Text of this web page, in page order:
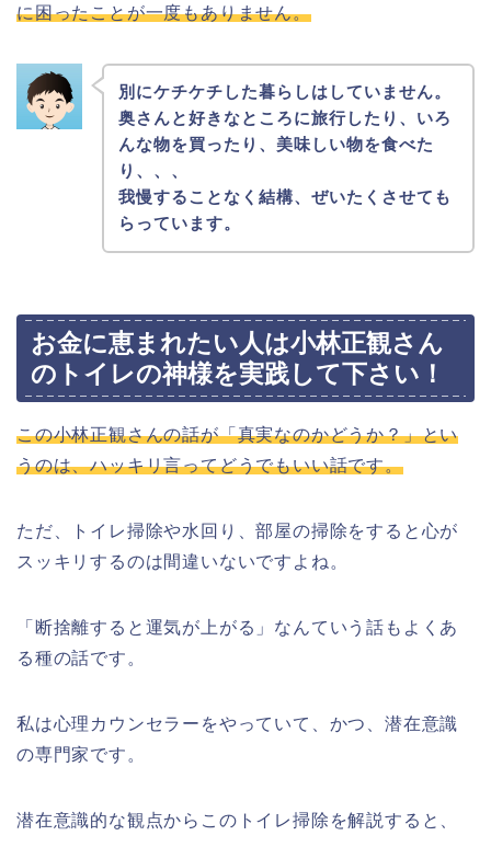
に困ったことが一度もありません。
別にケチケチした暮らしはしていません。
奥さんと好きなところに旅行したり、いろ
んな物を買ったり、美味しい物を食べた
り、、、
我慢することなく結構、ぜいたくさせても
らっています。
お金に恵まれたい人は小林正観さん
のトイレの神様を実践して下さい！
この小林正観さんの話が「真実なのかどうか？」とい
うのは、ハッキリ言ってどうでもいい話です。
ただ、トイレ掃除や水回り、部屋の掃除をすると心が
スッキリするのは間違いないですよね。
「断捨離すると運気が上がる」なんていう話もよくあ
る種の話です。
私は心理カウンセラーをやっていて、かつ、潜在意識
の専門家です。
潜在意識的な観点からこのトイレ掃除を解説すると、